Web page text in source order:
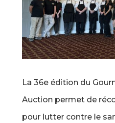
La 36e édition du
Auction permet de
pour lutter contre le